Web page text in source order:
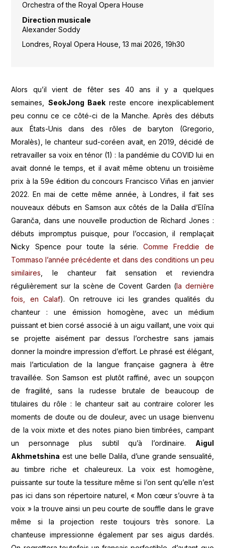
Orchestra of the Royal Opera House
Direction musicale
Alexander Soddy
Londres, Royal Opera House, 13 mai 2026, 19h30
Alors qu’il vient de fêter ses 40 ans il y a quelques
semaines, SeokJong Baekreste encore inexplicablement
peu connu ce ce côté-ci de la Manche. Après des débuts
aux États-Unis dans des rôles de baryton (Gregorio,
Moralès), le chanteur sud-coréen avait, en 2019, décidé de
retravailler sa voix en ténor (1) : la pandémie du COVID lui en
avait donné le temps, et il avait même obtenu un troisième
prix à la 59e édition du concours Francisco Viñas en janvier
2022. En mai de cette même année, à Londres, il fait ses
nouveaux débuts en Samson aux côtés de la Dalila d’Elīna
Garanča, dans une nouvelle production de Richard Jones :
débuts impromptus puisque, pour l’occasion, il remplaçait
Nicky Spence pour toute la série.Comme Freddie de
Tommaso l’année précédente et dans des conditions un peu
similaires , le chanteur fait sensation et reviendra
régulièrement sur la scène de Covent Garden (la dernière
fois, en Calaf). On retrouve ici les grandes qualités du
chanteur : une émission homogène, avec un médium
puissant et bien corsé associé à un aigu vaillant, une voix qui
se projette aisément par dessus l’orchestre sans jamais
donner la moindre impression d’effort. Le phrasé est élégant,
mais l’articulation de la langue française gagnera à être
travaillée. Son Samson est plutôt raffiné, avec un soupçon
de fragilité, sans la rudesse brutale de beaucoup de
titulaires du rôle : le chanteur sait au contraire colorer les
moments de doute ou de douleur, avec un usage bienvenu
de la voix mixte et des notes piano bien timbrées, campant
un personnage plus subtil qu’à l’ordinaire. Aigul
Akhmetshina est une belle Dalila, d’une grande sensualité,
au timbre riche et chaleureux. La voix est homogène,
puissante sur toute la tessiture même si l’on sent qu’elle n’est
pas ici dans son répertoire naturel, « Mon cœur s’ouvre à ta
voix » la trouve ainsi un peu courte de souffle dans le grave
même si la projection reste toujours très sonore. La
chanteuse impressionne également par ses aigus dardés.